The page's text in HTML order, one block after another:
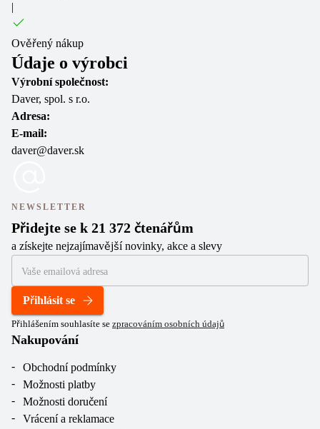
|
Ověřený nákup
Údaje o výrobci
Výrobní společnost:
Daver, spol. s r.o.
Adresa:
E-mail:
daver@daver.sk
NEWSLETTER
Přidejte se k 21 372 čtenářům
a získejte nejzajímavější novinky, akce a slevy
Přihlásit se
Přihlášením souhlasíte se zpracováním osobních údajů
Nakupování
Obchodní podmínky
Možnosti platby
Možnosti doručení
Vrácení a reklamace